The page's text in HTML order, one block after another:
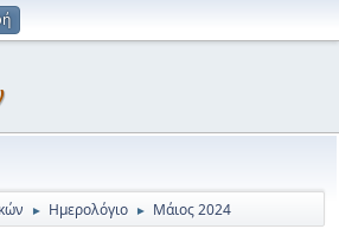
► Ημερολόγιο ► Μάιος 2024